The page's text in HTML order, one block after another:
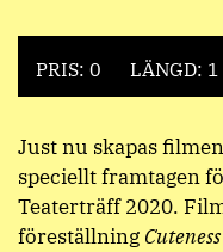
PRIS: 0 LÄNGD:
Just nu skapas filmen
speciellt framtagen
Teaterträff 2020.
föreställning